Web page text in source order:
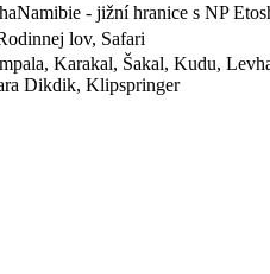
Namibie - jižní hranice s NP
lov, Safari
Karakal, Šakal, Kudu,
Dikdik, Klipspringer